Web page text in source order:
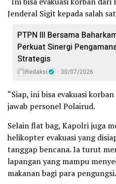
Jenderal Sigit kepada salah
PTPN III Bersama
Perkuat Sinergi
Strategis
Redaksi 30/07/2026
“Siap, ini bisa evakuasi
jawab personel Polairud.
Selain flat bag, Kapolri juga
helikopter evakuasi yang
tanggap bencana. Ia turut
lapangan yang mampu
makanan bagi para pengungsi.